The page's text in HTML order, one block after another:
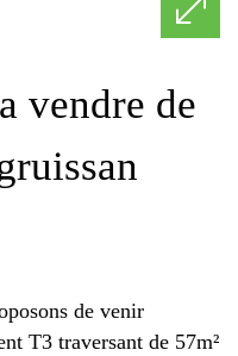
de venir
T3 traversant de 57m²